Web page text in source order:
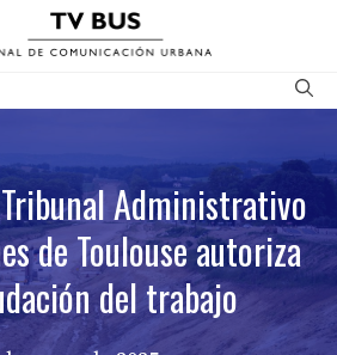
Administrativo
de Toulouse autoriza
del trabajo